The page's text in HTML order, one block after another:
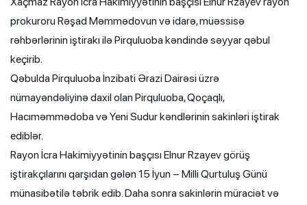
prokuroru Rəşad Məmmədovun və idarə, müəssisə
rəhbərlərinin iştirakı ilə Pirquluoba kəndində səyyar qəbul
keçirib.
Qəbulda Pirquluoba İnzibati Ərazi Dairəsi üzrə
nümayəndəliyinə daxil olan Pirquluoba, Qoçaqlı,
Hacıməmmədoba və Yeni Sudur kəndlərinin sakinləri iştirak
ediblər.
Rayon İcra Hakimiyyətinin başçısı Elnur Rzayev görüş
iştirakçılarını qarşıdan gələn 15 İyun – Milli Qurtuluş Günü
münasibətilə təbrik edib. Daha sonra sakinlərin müraciət və